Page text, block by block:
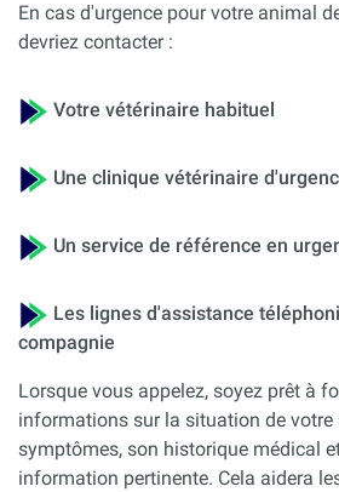
En cas d'urgence pour votre animal
devriez contacter :
Votre vétérinaire habituel
Une clinique vétérinaire
Un service de référence en
Les lignes d'assistance
compagnie
Lorsque vous appelez, soyez prêt à
informations sur la situation de votre
symptômes, son historique médical
information pertinente. Cela aidera